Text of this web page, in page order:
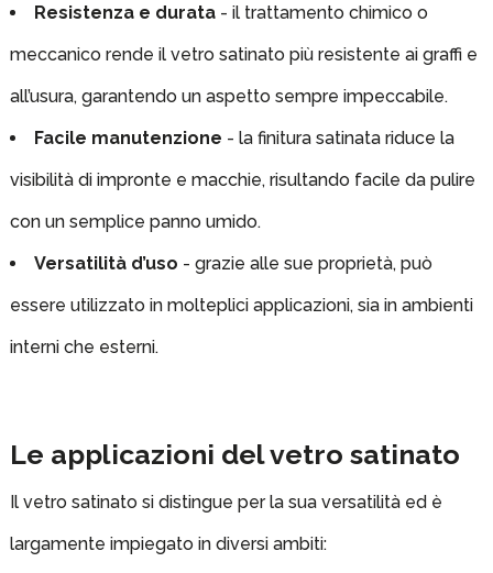
Resistenza e durata- il trattamento chimico o
meccanico rende il vetro satinato più resistente ai graffi e
all’usura, garantendo un aspetto sempre impeccabile.
Facile manutenzione - la finitura satinata riduce la
visibilità di impronte e macchie, risultando facile da pulire
con un semplice panno umido.
Versatilità d’uso - grazie alle sue proprietà, può
essere utilizzato in molteplici applicazioni, sia in ambienti
interni che esterni.
Le applicazioni del vetro satinato
Il vetro satinato si distingue per la sua versatilità ed è
largamente impiegato in diversi ambiti: